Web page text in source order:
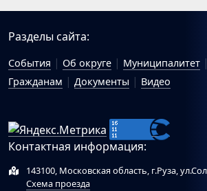
Разделы сайта:
События Об округе Муниципалитет
Гражданам
Документы Видео
Контактная информация:
143100, Московская область, г.Руза,
Схема проезда